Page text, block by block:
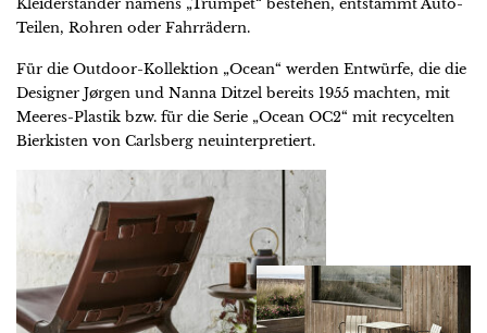
Kleiderständer namens „Trumpet“ bestehen, entstammt Auto-
Teilen, Rohren oder Fahrrädern.
Für die Outdoor-Kollektion „Ocean“ werden Entwürfe, die die
Designer Jørgen und Nanna Ditzel bereits 1955 machten, mit
Meeres-Plastik bzw. für die Serie „Ocean OC2“ mit recycelten
Bierkisten von Carlsberg neuinterpretiert.